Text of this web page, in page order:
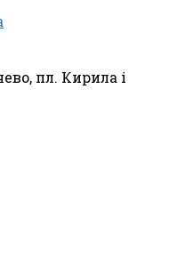
пл. Кирила і